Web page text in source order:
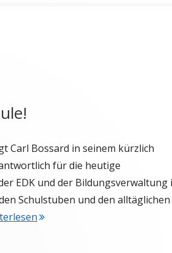
Carl Bossard in seinem kürzlich
für die heutige
EDK und der Bildungsverwaltung
Schulstuben und den alltäglichen
"Newsletter vom 30.